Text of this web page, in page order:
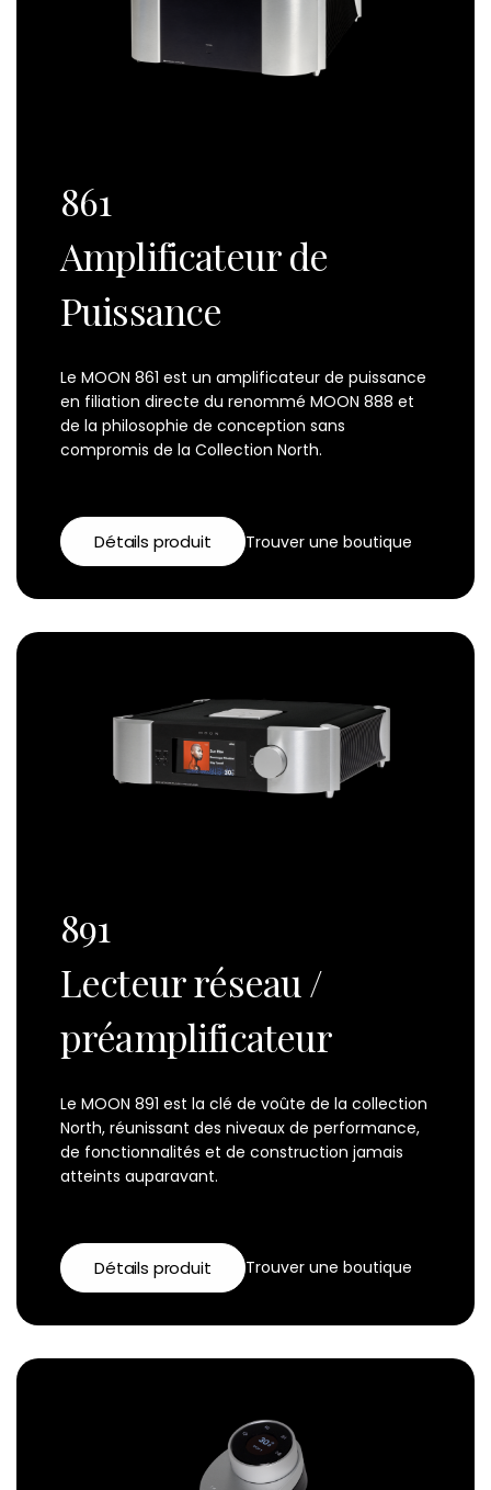
861
Amplificateur de
Puissance
Le MOON 861 est un amplificateur de puissance
en filiation directe du renommé MOON 888 et
de la philosophie de conception sans
compromis de la Collection North.
Détails produit Trouver une boutique
891
Lecteur réseau /
préamplificateur
Le MOON 891 est la clé de voûte de la collection
North, réunissant des niveaux de performance,
de fonctionnalités et de construction jamais
atteints auparavant.
Détails produit Trouver une boutique